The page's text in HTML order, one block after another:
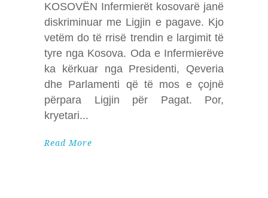
KOSOVËN Infermierët kosovarë janë
diskriminuar me Ligjin e pagave. Kjo
vetëm do të rrisë trendin e largimit të
tyre nga Kosova. Oda e Infermierëve
ka kërkuar nga Presidenti, Qeveria
dhe Parlamenti që të mos e çojnë
përpara Ligjin për Pagat. Por,
kryetari
Read More